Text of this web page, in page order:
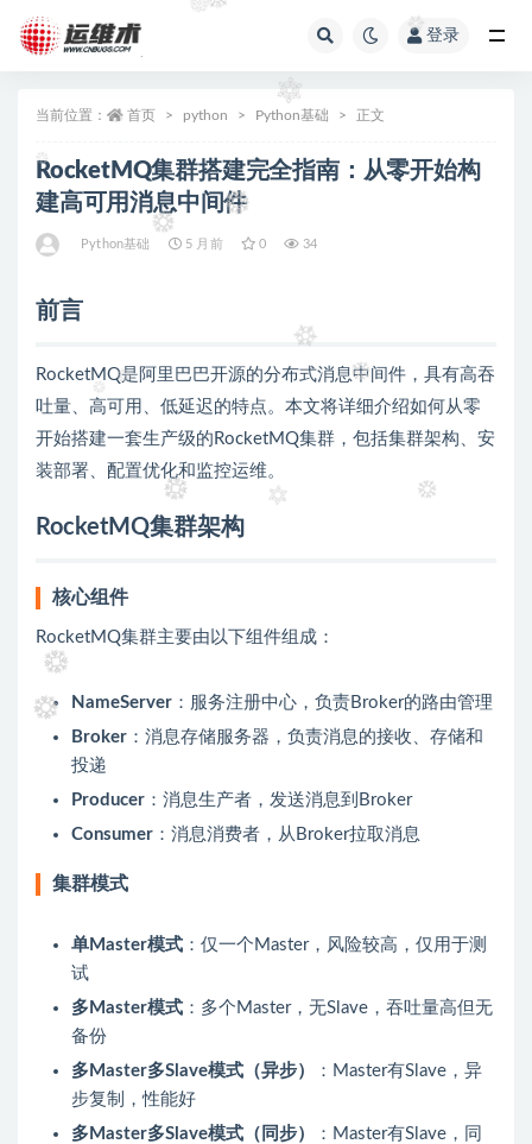
登录
当前位置： 首页 python Python基础 正文
RocketMQ集群搭建完全指南：从零开始构
建高可用消息中间件
Python基础 5 月前 0 34
前言
RocketMQ是阿里巴巴开源的分布式消息中间件，具有高吞
吐量、高可用、低延迟的特点。本文将详细介绍如何从零
开始搭建一套生产级的RocketMQ集群，包括集群架构、安
装部署、配置优化和监控运维。
RocketMQ集群架构
核心组件
RocketMQ集群主要由以下组件组成：
NameServer ：服务注册中心，负责Broker的路由管理
Broker ：消息存储服务器，负责消息的接收、存储和
投递
Producer ：消息生产者，发送消息到Broker
Consumer ：消息消费者，从Broker拉取消息
集群模式
单Master模式 ：仅一个Master，风险较高，仅用于测
试
多Master模式 ：多个Master，无Slave，吞吐量高但无
备份
多Master多Slave模式（异步）
：Master有Slave，异
步复制，性能好
多Master多Slave模式（同步）
：Master有Slave，同